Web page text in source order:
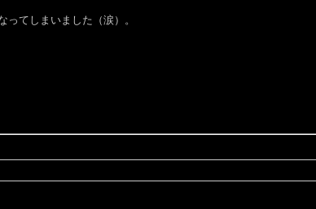
てしまいました（涙）。